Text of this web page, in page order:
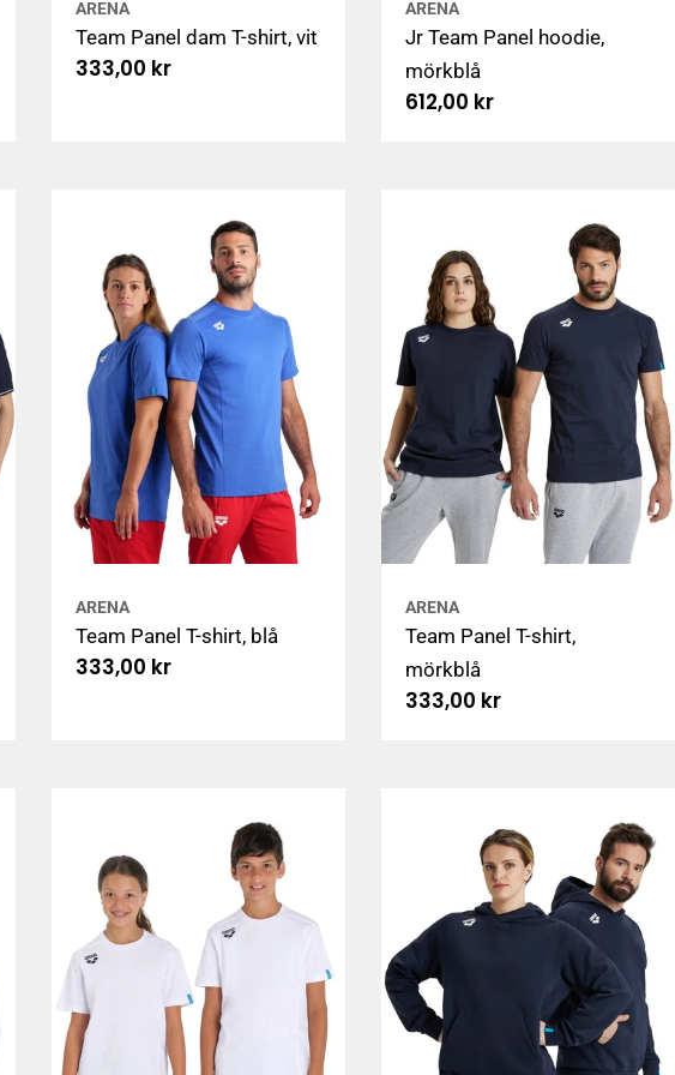
ARENA
Team Panel dam T-shirt, vit
Ordinarie
333,00 kr
ARENA
Jr Team Panel hoodie,
mörkblå
Ordinarie
612,00 kr
ARENA
Team Panel T-shirt, blå
Ordinarie
333,00 kr
ARENA
Team Panel T-shirt,
mörkblå
Ordinarie
333,00 kr